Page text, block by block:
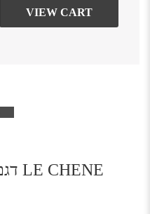
VIEW CART
כוננית גב 1 מדפים I דגם LE CHENE